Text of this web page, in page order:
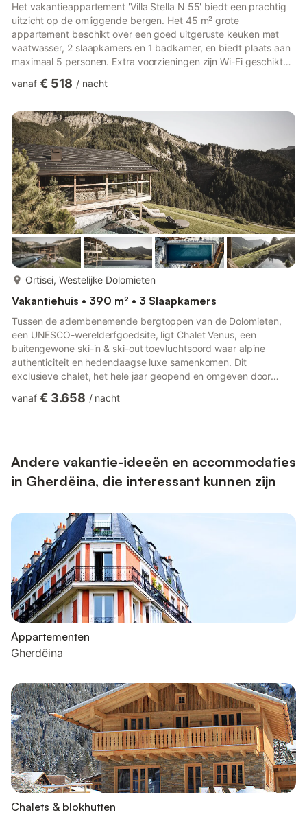
Het vakantieappartement 'Villa Stella N 55' biedt een prachtig
uitzicht op de omliggende bergen. Het 45 m² grote
appartement beschikt over een goed uitgeruste keuken met
vaatwasser, 2 slaapkamers en 1 badkamer, en biedt plaats aan
maximaal 5 personen. Extra voorzieningen zijn Wi-Fi geschikt
tegen een toeslag, terwijl een kinderstoel en kinderwagen gratis
tweepersoonsbed en een eenpersoonsbed, de tweede
slaapkamer een tweepersoonsbed. Het hoogtepunt van de
accommodatie is...
vanaf € 518 / nacht
Ortisei, Westelijke Dolomieten
Vakantiehuis • 390 m² • 3 Slaapkamers
Tussen de adembenemende bergtoppen van de Dolomieten,
een UNESCO-werelderfgoedsite, ligt Chalet Venus, een
buitengewone ski-in & ski-out toevluchtsoord waar alpine
authenticiteit en hedendaagse luxe samenkomen. Dit
exclusieve chalet, het hele jaar geopend en omgeven door
en panoramische uitzichten op de bergen die in elk seizoen een
sfeer van...
vanaf € 3.658 / nacht
Andere vakantie-ideeën en accommodaties
in Gherdëina, die interessant kunnen zijn
Appartementen
Gherdëina
Chalets & blokhutten